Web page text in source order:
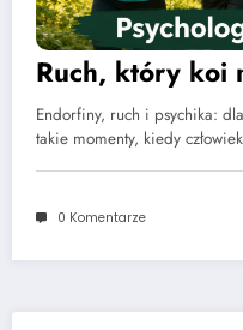
Ruch, który koi
Endorfiny, ruch i psychika:
takie momenty, kiedy
0 Komentarze